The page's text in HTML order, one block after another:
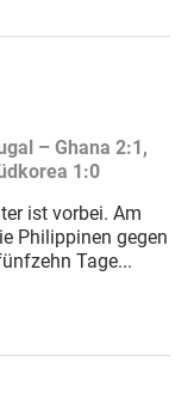
– Ghana 2:1,
1:0
ist vorbei. Am
Philippinen gegen
Tage...